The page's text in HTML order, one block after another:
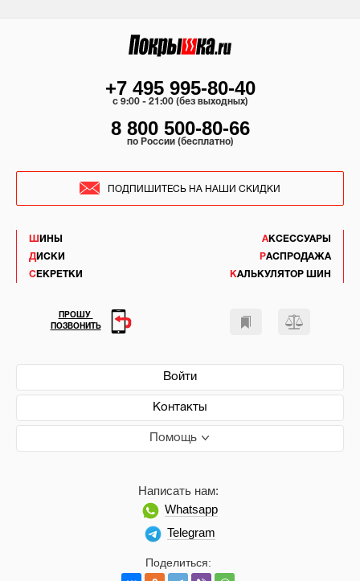
ШИНЫ
ДИСКИ
СЕКРЕТКИ
АКСЕССУАРЫ
РАСПРОДАЖА
КАЛЬКУЛЯТОР ШИН
Войти
Контакты
Помощь
Поделиться:
Написать нам:
Whatsapp
Telegram
+7 495 995-80-40
c 9:00 - 21:00 (без выходных)
8 800 500-80-66
по России (бесплатно)
ПОДПИШИТЕСЬ НА НАШИ СКИДКИ
ПРОШУ
ПОЗВОНИТЬ